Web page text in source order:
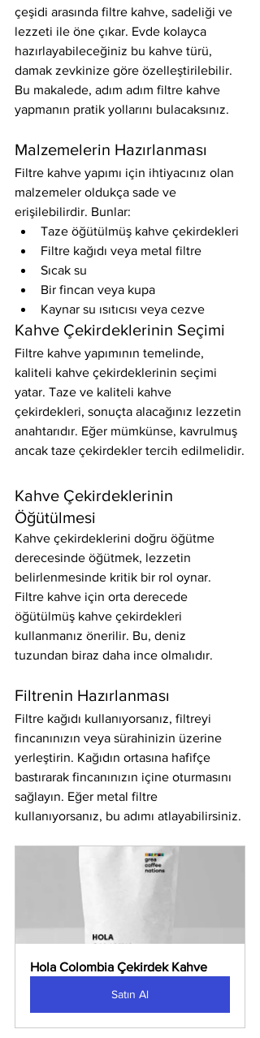
çeşidi arasında filtre kahve, sadeliği ve
lezzeti ile öne çıkar. Evde kolayca
hazırlayabileceğiniz bu kahve türü,
damak zevkinize göre özelleştirilebilir.
Bu makalede, adım adım filtre kahve
yapmanın pratik yollarını bulacaksınız.
Malzemelerin Hazırlanması
Filtre kahve yapımı için ihtiyacınız olan
malzemeler oldukça sade ve
erişilebilirdir. Bunlar:
Taze öğütülmüş kahve çekirdekleri
Filtre kağıdı veya metal filtre
Sıcak su
Bir fincan veya kupa
Kaynar su ısıtıcısı veya cezve
Kahve Çekirdeklerinin Seçimi
Filtre kahve yapımının temelinde,
kaliteli kahve çekirdeklerinin seçimi
yatar. Taze ve kaliteli kahve
çekirdekleri, sonuçta alacağınız lezzetin
anahtarıdır. Eğer mümkünse, kavrulmuş
ancak taze çekirdekler tercih edilmelidir.
Kahve Çekirdeklerinin
Öğütülmesi
Kahve çekirdeklerini doğru öğütme
derecesinde öğütmek, lezzetin
belirlenmesinde kritik bir rol oynar.
Filtre kahve için orta derecede
öğütülmüş kahve çekirdekleri
kullanmanız önerilir. Bu, deniz
tuzundan biraz daha ince olmalıdır.
Filtrenin Hazırlanması
Filtre kağıdı kullanıyorsanız, filtreyi
fincanınızın veya sürahinizin üzerine
yerleştirin. Kağıdın ortasına hafifçe
bastırarak fincanınızın içine oturmasını
sağlayın. Eğer metal filtre
kullanıyorsanız, bu adımı atlayabilirsiniz.
Hola Colombia Çekirdek Kahve
Satın Al